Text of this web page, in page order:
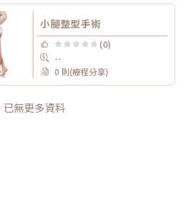
小腿整型手術
(0)
--
0 則(療程分享)
已無更多資料